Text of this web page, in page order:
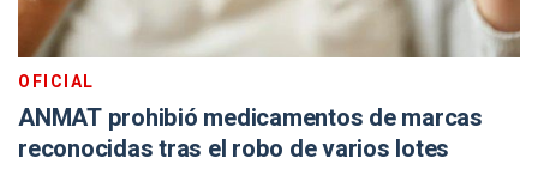
OFICIAL
ANMAT prohibió medicamentos de marcas
reconocidas tras el robo de varios lotes